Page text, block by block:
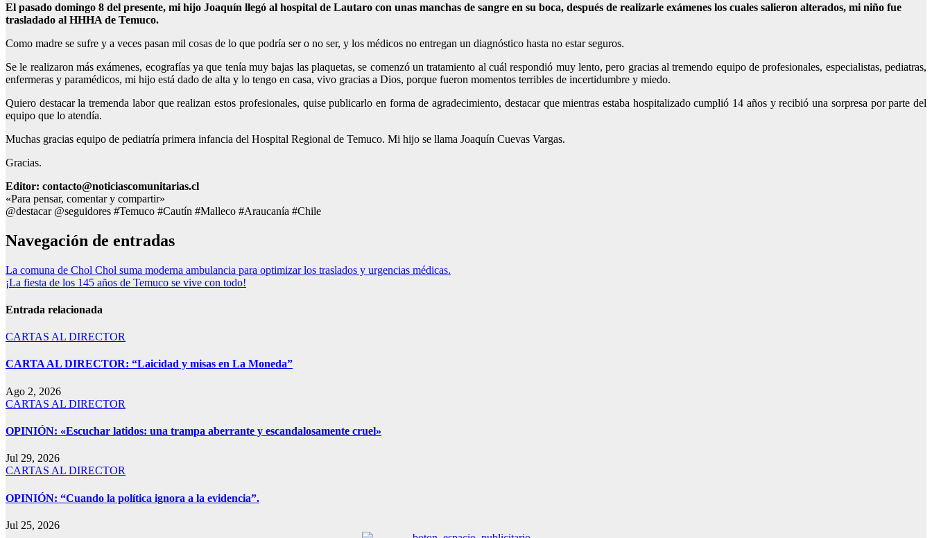
El pasado domingo 8 del presente, mi hijo Joaquín llegó al hospital de Lautaro con unas manchas de sangre en su boca, después de realizarle exámenes los cuales salieron alterados, mi niño fue
trasladado al HHHA de Temuco.
Como madre se sufre y a veces pasan mil cosas de lo que podría ser o no ser, y los médicos no entregan un diagnóstico hasta no estar seguros.
Se le realizaron más exámenes, ecografías ya que tenía muy bajas las plaquetas, se comenzó un tratamiento al cuál respondió muy lento, pero gracias al tremendo equipo de profesionales, especialistas, pediatras,
enfermeras y paramédicos, mi hijo está dado de alta y lo tengo en casa, vivo gracias a Dios, porque fueron momentos terribles de incertidumbre y miedo.
Quiero destacar la tremenda labor que realizan estos profesionales, quise publicarlo en forma de agradecimiento, destacar que mientras estaba hospitalizado cumplió 14 años y recibió una sorpresa por parte del
equipo que lo atendía.
Muchas gracias equipo de pediatría primera infancia del Hospital Regional de Temuco. Mi hijo se llama Joaquín Cuevas Vargas.
Gracias.
Editor: contacto@noticiascomunitarias.cl
«Para pensar, comentar y compartir»
@destacar @seguidores #Temuco #Cautín #Malleco #Araucanía #Chile
Navegación de entradas
La comuna de Chol Chol suma moderna ambulancia para optimizar los traslados y urgencias médicas.
¡La fiesta de los 145 años de Temuco se vive con todo!
Entrada relacionada
CARTAS AL DIRECTOR
CARTA AL DIRECTOR: “Laicidad y misas en La Moneda”
Ago 2, 2026
CARTAS AL DIRECTOR
OPINIÓN: «Escuchar latidos: una trampa aberrante y escandalosamente cruel»
Jul 29, 2026
CARTAS AL DIRECTOR
OPINIÓN: “Cuando la política ignora a la evidencia”.
Jul 25, 2026